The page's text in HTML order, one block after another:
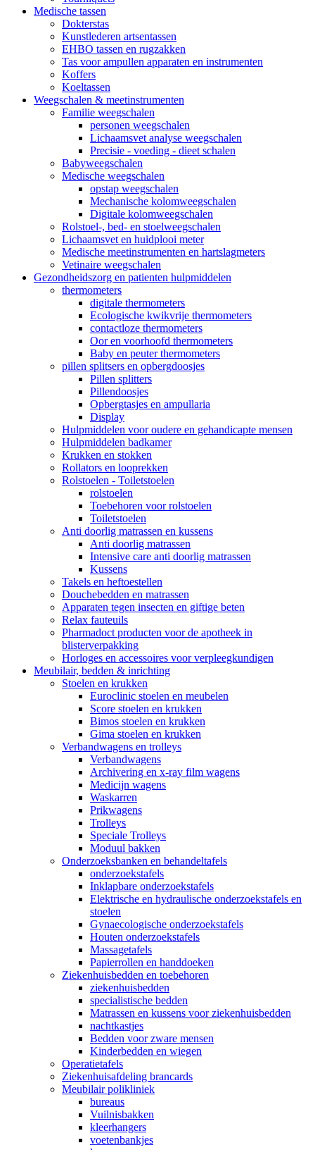
Medische tassen
Dokterstas
Kunstlederen artsentassen
EHBO tassen en rugzakken
Tas voor ampullen apparaten en instrumenten
Koffers
Koeltassen
Weegschalen & meetinstrumenten
Familie weegschalen
personen weegschalen
Lichaamsvet analyse weegschalen
Precisie - voeding - dieet schalen
Babyweegschalen
Medische weegschalen
opstap weegschalen
Mechanische kolomweegschalen
Digitale kolomweegschalen
Rolstoel-, bed- en stoelweegschalen
Lichaamsvet en huidplooi meter
Medische meetinstrumenten en hartslagmeters
Vetinaire weegschalen
Gezondheidszorg en patienten hulpmiddelen
thermometers
digitale thermometers
Ecologische kwikvrije thermometers
contactloze thermometers
Oor en voorhoofd thermometers
Baby en peuter thermometers
pillen splitsers en opbergdoosjes
Pillen splitters
Pillendoosjes
Opbergtasjes en ampullaria
Display
Hulpmiddelen voor oudere en gehandicapte mensen
Hulpmiddelen badkamer
Krukken en stokken
Rollators en looprekken
Rolstoelen - Toiletstoelen
rolstoelen
Toebehoren voor rolstoelen
Toiletstoelen
Anti doorlig matrassen en kussens
Anti doorlig matrassen
Intensive care anti doorlig matrassen
Kussens
Takels en heftoestellen
Douchebedden en matrassen
Apparaten tegen insecten en giftige beten
Relax fauteuils
Pharmadoct producten voor de apotheek in
blisterverpakking
Horloges en accessoires voor verpleegkundigen
Meubilair, bedden & inrichting
Stoelen en krukken
Euroclinic stoelen en meubelen
Score stoelen en krukken
Bimos stoelen en krukken
Gima stoelen en krukken
Verbandwagens en trolleys
Verbandwagens
Archivering en x-ray film wagens
Medicijn wagens
Waskarren
Prikwagens
Trolleys
Speciale Trolleys
Moduul bakken
Onderzoeksbanken en behandeltafels
onderzoekstafels
Inklapbare onderzoekstafels
Elektrische en hydraulische onderzoekstafels en
stoelen
Gynaecologische onderzoekstafels
Houten onderzoekstafels
Massagetafels
Papierrollen en handdoeken
Ziekenhuisbedden en toebehoren
ziekenhuisbedden
specialistische bedden
Matrassen en kussens voor ziekenhuisbedden
nachtkastjes
Bedden voor zware mensen
Kinderbedden en wiegen
Operatietafels
Ziekenhuisafdeling brancards
Meubilair polikliniek
bureaus
Vuilnisbakken
kleerhangers
voetenbankjes